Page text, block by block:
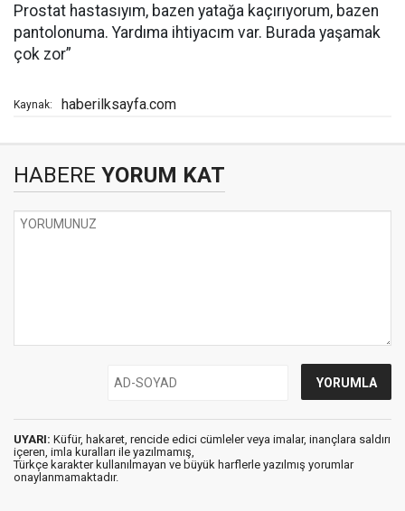
Prostat hastasıyım, bazen yatağa kaçırıyorum, bazen
pantolonuma. Yardıma ihtiyacım var. Burada yaşamak
çok zor”
Kaynak: haberilksayfa.com
HABERE YORUM KAT
UYARI: Küfür, hakaret, rencide edici cümleler veya imalar, inançlara saldırı
içeren, imla kuralları ile yazılmamış,
Türkçe karakter kullanılmayan ve büyük harflerle yazılmış yorumlar
onaylanmamaktadır.